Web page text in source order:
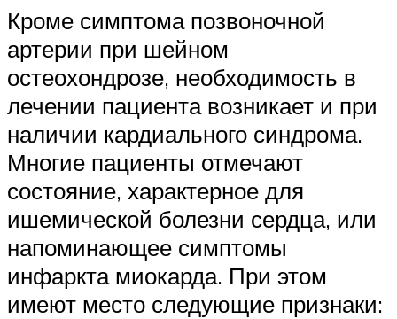
Кроме симптома позвоночной
артерии при шейном
остеохондрозе, необходимость в
лечении пациента возникает и при
наличии кардиального синдрома.
Многие пациенты отмечают
состояние, характерное для
ишемической болезни сердца, или
напоминающее симптомы
инфаркта миокарда. При этом
имеют место следующие признаки: